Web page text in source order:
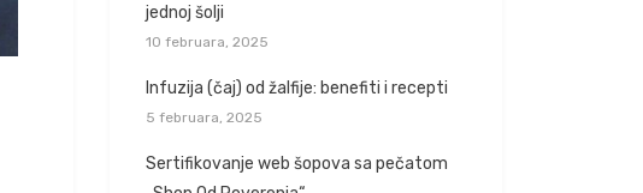
jednoj šolji
10 februara, 2025
Infuzija (čaj) od žalfije: benefiti i recepti
5 februara, 2025
Sertifikovanje web šopova sa pečatom